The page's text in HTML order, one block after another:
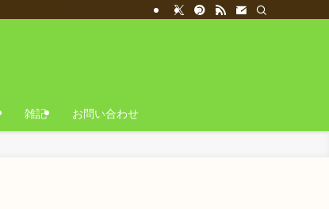
雑記 お問い合わせ